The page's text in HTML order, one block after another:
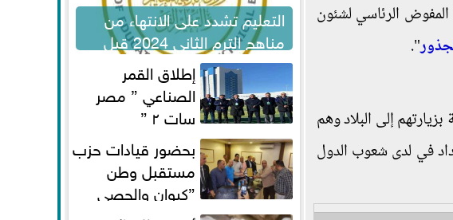
المفوض الرئاسي لشئون
".
إلى البلاد وهم
في لدى شعوب الدول
التعليم تشدد على الانتهاء من
مناهج الترم الثاني 2024 قبل
الامتحانات
إطلاق القمر
الصناعي ” مصر
سات ٢ ”
بحضور قيادات حزب
مستقبل وطن
”كيوان والحصي
والتمامي وابوحجازي وعيسي” أمانه